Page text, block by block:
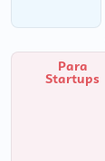
Para
Startups